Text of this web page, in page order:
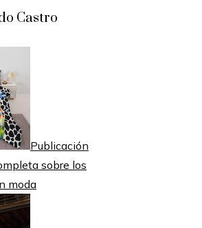
Castro
Publicación
sobre los
moda